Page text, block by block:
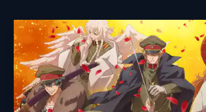
柚子は祖父母との養子縁組に必要なサインを
もらいに、玲夜と実家を訪れるが、両親と花
梨・瑶太は柚子を責め立てた。玲夜は、柚子
を守るための計画を実行する。
24分
第四話 花嫁への愛は永遠か？
鬼山桜子
ソウ
アオ
監督